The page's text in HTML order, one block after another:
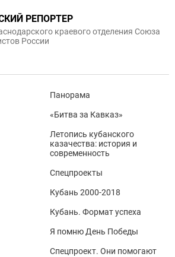
РЕПОРТЕР
краевого отделения Союза
России
Панорама
«Битва за Кавказ»
Летопись кубанского
казачества: история и
современность
Спецпроекты
Кубань 2000-2018
Кубань. Формат успеха
Я помню День Победы
Спецпроект. Они помогают